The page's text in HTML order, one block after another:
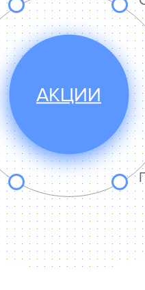
АКЦИИ